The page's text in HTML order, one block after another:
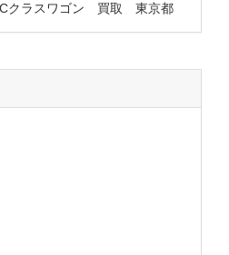
クラスワゴン 買取 東京都